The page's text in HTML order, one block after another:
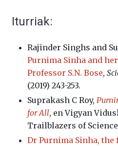
Iturriak:
Rajinder Singhs and
Purnima Sinha and
Professor S.N. Bose,
(2019) 243-253.
Suprakash C Roy,
for All, en Vigyan
Trailblazers of
Dr Purnima Sinha,